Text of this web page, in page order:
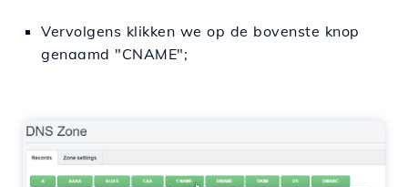
Vervolgens klikken we op de bovenste knop
genaamd "CNAME";